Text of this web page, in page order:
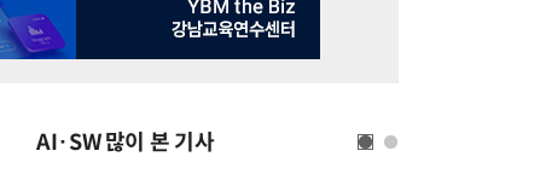
AI·SW 많이 본 기사